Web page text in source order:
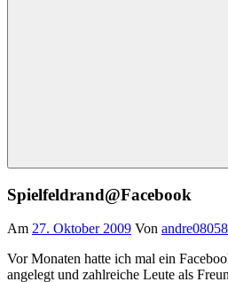
Spielfeldrand@Facebook
Am 27. Oktober 2009 Von
Vor Monaten hatte ich mal ein
angelegt und zahlreiche Leute als